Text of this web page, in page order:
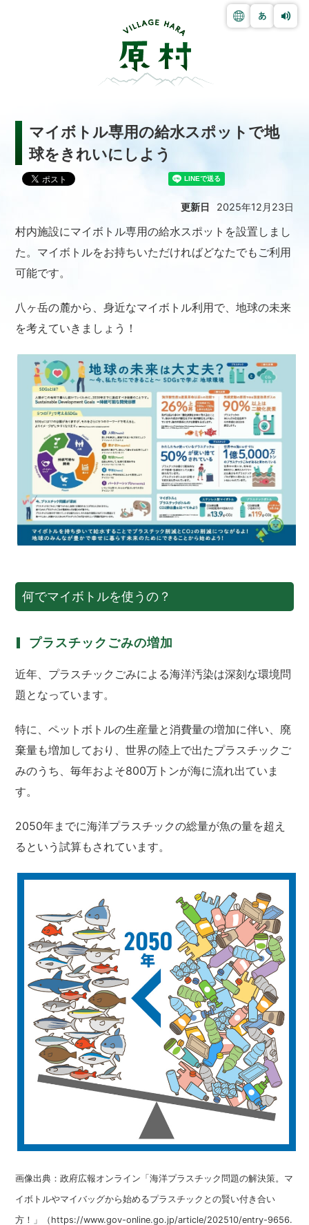
マイボトル専用の給水スポットで地
球をきれいにしよう
更新日 2025年12月23日
村内施設にマイボトル専用の給水スポットを設置しまし
た。マイボトルをお持ちいただければどなたでもご利用
可能です。
八ヶ岳の麓から、身近なマイボトル利用で、地球の未来
を考えていきましょう！
何でマイボトルを使うの？
プラスチックごみの増加
近年、プラスチックごみによる海洋汚染は深刻な環境問
題となっています。
特に、ペットボトルの生産量と消費量の増加に伴い、廃
棄量も増加しており、世界の陸上で出たプラスチックご
みのうち、毎年およそ800万トンが海に流れ出ていま
す。
2050年までに海洋プラスチックの総量が魚の量を超え
るという試算もされています。
画像出典：政府広報オンライン「海洋プラスチック問題の解決策。マ
イボトルやマイバッグから始めるプラスチックとの賢い付き合い
方！」（https://www.gov-online.go.jp/article/202510/entry-9656.